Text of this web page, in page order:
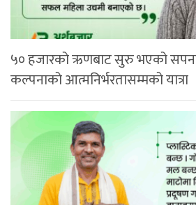
५० हजारको ऋणबाट सुरु भएको
कल्पनाको आत्मनिर्भरतासम्मको यात्रा